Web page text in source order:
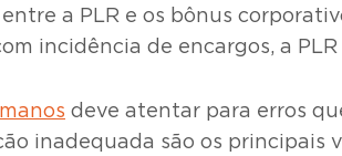
a PLR e os bônus
incidência de encargos, a
deve atentar para erros
inadequada são os principais